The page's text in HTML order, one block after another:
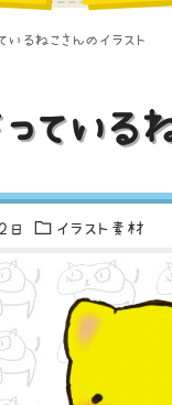
いるねこさんのイラスト
ている
日 イラスト素材